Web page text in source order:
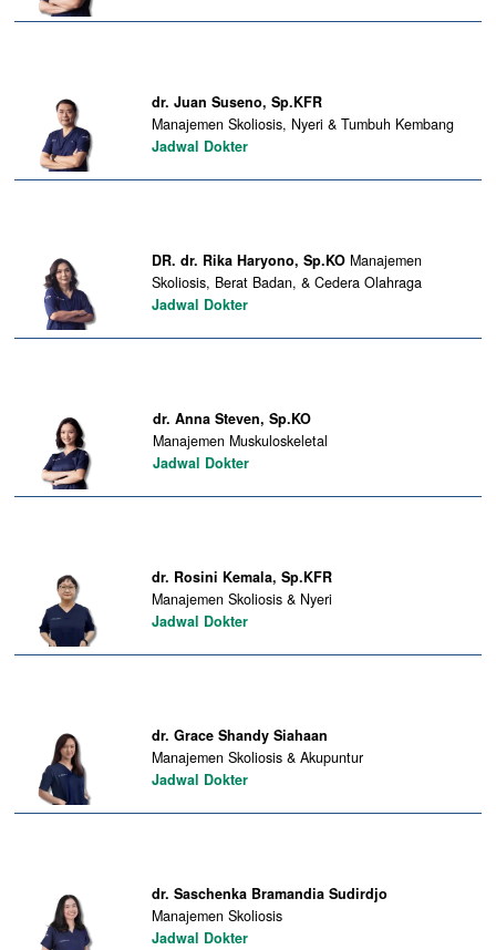
dr. Juan Suseno, Sp.KFR
Manajemen Skoliosis, Nyeri & Tumbuh Kembang
Jadwal Dokter
DR. dr. Rika Haryono, Sp.KO Manajemen
Skoliosis, Berat Badan, & Cedera Olahraga
Jadwal Dokter
dr. Anna Steven, Sp.KO
Manajemen Muskuloskeletal
Jadwal Dokter
dr. Rosini Kemala, Sp.KFR
Manajemen Skoliosis & Nyeri
Jadwal Dokter
dr. Grace Shandy Siahaan
Manajemen Skoliosis & Akupuntur
Jadwal Dokter
dr. Saschenka Bramandia Sudirdjo
Manajemen Skoliosis
Jadwal Dokter